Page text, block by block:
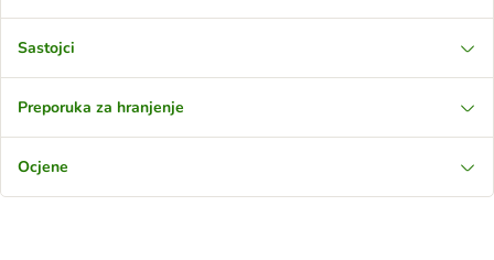
Sastojci
Preporuka za hranjenje
Ocjene